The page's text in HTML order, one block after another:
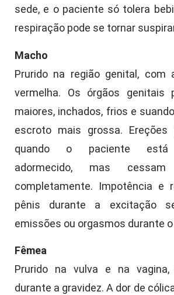
sede, e o paciente só tolera
respiração pode se tornar
Macho
Prurido na região genital, com
vermelha. Os órgãos genitais
maiores, inchados, frios e
escroto mais grossa. Ereções
quando o paciente está
adormecido, mas
completamente. Impotência e
pênis durante a excitação
emissões ou orgasmos durante
Fêmea
Prurido na vulva e na vagina,
durante a gravidez. A dor de